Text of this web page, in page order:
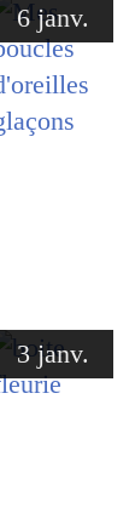
6 janv.
3 janv.